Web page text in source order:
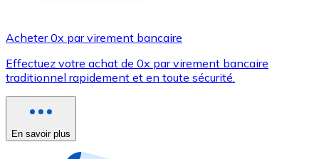
Utilisez les cartes Visa et Mastercard pour acheter
Acheter avec carte
Nouveau
Acheter 0x par virement bancaire
Effectuez votre achat de 0x par virement bancaire
traditionnel rapidement et en toute sécurité.
En savoir plus